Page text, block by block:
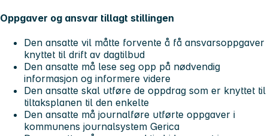
Oppgaver og ansvar tillagt stillingen
Den ansatte vil måtte forvente å få ansvarsoppgaver
knyttet til drift av dagtilbud
Den ansatte må lese seg opp på nødvendig
informasjon og informere videre
Den ansatte skal utføre de oppdrag som er knyttet til
tiltaksplanen til den enkelte
Den ansatte må journalføre utførte oppgaver i
kommunens journalsystem Gerica